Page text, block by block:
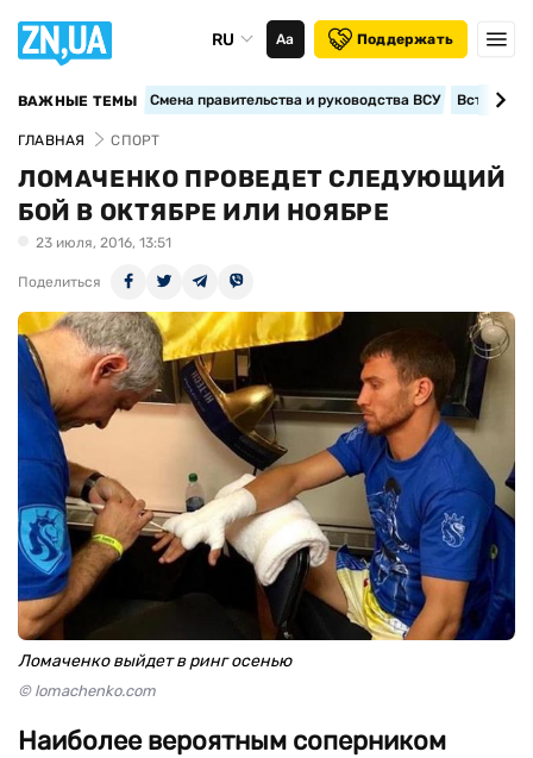
RU Аа Поддержать
ВАЖНЫЕ ТЕМЫ Смена правительства и руководства ВСУ
ГЛАВНАЯ СПОРТ
ЛОМАЧЕНКО ПРОВЕДЕТ СЛЕДУЮЩИЙ
БОЙ В ОКТЯБРЕ ИЛИ НОЯБРЕ
23 июля, 2016, 13:51
Поделиться
Ломаченко выйдет в ринг осенью
© lomachenko.com
Наиболее вероятным соперником